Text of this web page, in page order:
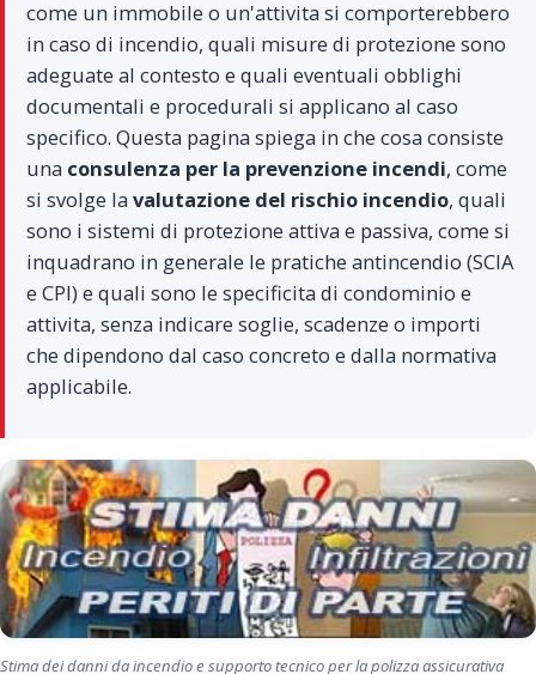
come un immobile o un'attivita si comporterebbero
in caso di incendio, quali misure di protezione sono
adeguate al contesto e quali eventuali obblighi
documentali e procedurali si applicano al caso
specifico. Questa pagina spiega in che cosa consiste
una consulenza per la prevenzione incendi, come
si svolge la valutazione del rischio incendio, quali
sono i sistemi di protezione attiva e passiva, come si
inquadrano in generale le pratiche antincendio (SCIA
e CPI) e quali sono le specificita di condominio e
attivita, senza indicare soglie, scadenze o importi
che dipendono dal caso concreto e dalla normativa
applicabile.
Stima dei danni da incendio e supporto tecnico per la polizza assicurativa